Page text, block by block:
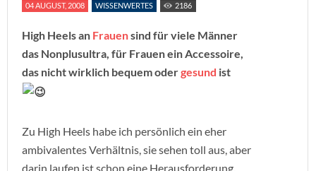
04 AUGUST, 2008 WISSENWERTES 2186
High Heels an Frauensind für viele Männer
das Nonplusultra, für Frauen ein Accessoire,
das nicht wirklich bequem odergesund ist
Zu High Heels habe ich persönlich ein eher
ambivalentes Verhältnis, sie sehen toll aus, aber
darin laufen ist schon eine Herausforderung,